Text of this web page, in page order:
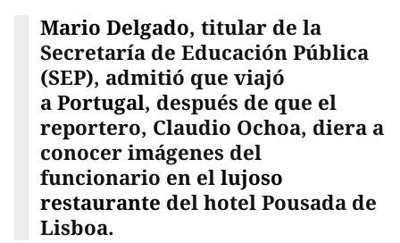
Mario Delgado, titular de la
Secretaría de Educación Pública
(SEP), admitió que viajó
aPortugal, después de que el
reportero, Claudio Ochoa, diera a
conocer imágenes del
funcionario en ellujoso
restaurante del hotel Pousada de
Lisboa.